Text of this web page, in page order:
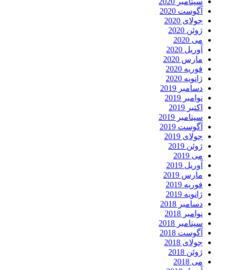
آگوست 2020
جولای 2020
ژوئن 2020
می 2020
آوریل 2020
مارس 2020
فوریه 2020
ژانویه 2020
دسامبر 2019
نوامبر 2019
اکتبر 2019
سپتامبر 2019
آگوست 2019
جولای 2019
ژوئن 2019
می 2019
آوریل 2019
مارس 2019
فوریه 2019
ژانویه 2019
دسامبر 2018
نوامبر 2018
سپتامبر 2018
آگوست 2018
جولای 2018
ژوئن 2018
می 2018